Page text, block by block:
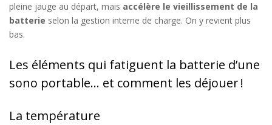
pleine jauge au départ, mais accélère le vieillissement de la
batterie selon la gestion interne de charge. On y revient plus
bas.
Les éléments qui fatiguent la batterie d’une
sono portable… et comment les déjouer !
La température